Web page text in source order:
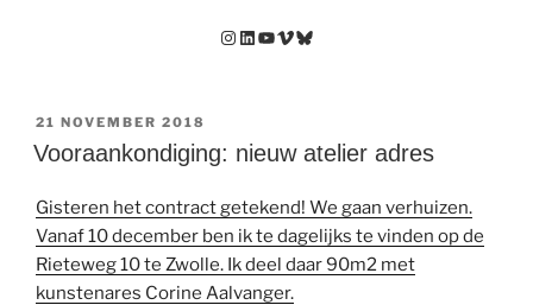
Instagram
LinkedIn
YouTube
Vimeo
Bluesky
GEPLAATST
OP
21 NOVEMBER 2018
Vooraankondiging: nieuw atelier adres
Gisteren het contract getekend! We gaan verhuizen.
Vanaf 10 december ben ik te dagelijks te vinden op de
Rieteweg 10 te Zwolle. Ik deel daar 90m2 met
kunstenares Corine Aalvanger.